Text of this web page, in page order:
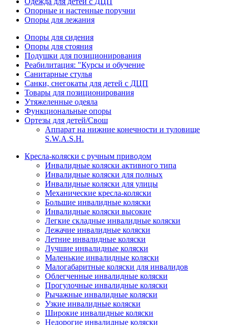
Опорные и настенные поручни
Опоры для лежания
Опоры для сидения
Опоры для стояния
Подушки для позиционирования
Реабилитация: "Курсы и обучение
Санитарные стулья
Санки, снегокаты для детей с ДЦП
Товары для позиционирования
Утяжеленные одеяла
Функциональные опоры
Ортезы для детей/Свош
Аппарат на нижние конечности и туловище
S.W.A.S.H.
Кресла-коляски с ручным приводом
Инвалидные коляски активного типа
Инвалидные коляски для полных
Инвалидные коляски для улицы
Механические кресла-коляски
Большие инвалидные коляски
Инвалидные коляски высокие
Легкие складные инвалидные коляски
Лежачие инвалидные коляски
Летние инвалидные коляски
Лучшие инвалидные коляски
Маленькие инвалидные коляски
Малогабаритные коляски для инвалидов
Облегченные инвалидные коляски
Прогулочные инвалидные коляски
Рычажные инвалидные коляски
Узкие инвалидные коляски
Широкие инвалидные коляски
Недорогие инвалидные коляски